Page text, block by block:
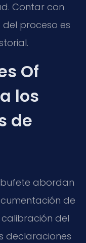
Contar con
proceso es
Of
los
de
abordan
de
del
declaraciones